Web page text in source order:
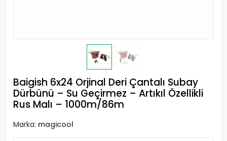
Baigish 6x24 Orjinal Deri Çantalı Subay
Dürbünü – Su Geçirmez – Artıkıl Özellikli
Rus Malı – 1000m/86m
Marka: magicool